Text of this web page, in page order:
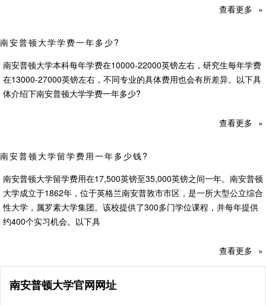
查看更多 »
南安普顿大学学费一年多少?
南安普顿大学本科每年学费在10000-22000英镑左右，研究生每年学费
在13000-27000英镑左右，不同专业的具体费用也会有所差异。以下具
体介绍下南安普顿大学学费一年多少?
查看更多 »
南安普顿大学留学费用一年多少钱?
南安普顿大学留学费用在17,500英镑至35,000英镑之间一年。南安普顿
大学成立于1862年，位于英格兰南安普敦市市区，是一所大型公立综合
性大学，属罗素大学集团。该校提供了300多门学位课程，并每年提供
约400个实习机会。以下具
查看更多 »
南安普顿大学官网网址